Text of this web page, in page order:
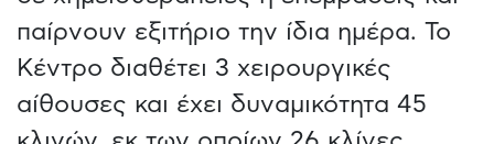
παίρνουν εξιτήριο την ίδια ημέρα. Το
Κέντρο διαθέτει 3 χειρουργικές
αίθουσες και έχει δυναμικότητα 45